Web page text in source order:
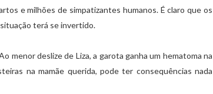
e milhões de simpatizantes humanos. É claro que os
terá se invertido.
menor deslize de Liza, a garota ganha um hematoma na
na mamãe querida, pode ter consequências nada